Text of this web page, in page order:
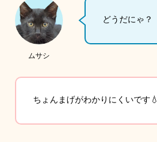
ムサシ
どうだにゃ？
ちょんまげがわかりにくいです💧